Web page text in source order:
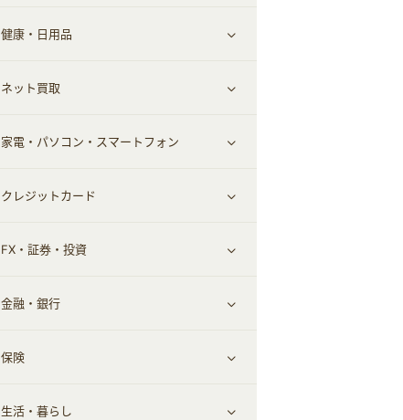
インナー・下着
スーツ・フォーマル
グルメ
お酒
食材宅配
ウォーターサーバー
すべて見る
ヘアケア
エステ・サロン
メンズ美容
健康・日用品
すべて見る
スポーツ・フィットネス
日用品・薬局・からだ
ネット買取
すべて見る
ネット買取
家電・パソコン・スマートフォン
すべて見る
家電・パソコン・ソフトウェア
通信・レンタルサーバー
スマホ・携帯電話・SIM
クレジットカード
すべて見る
クレジットカード
FX・証券・投資
すべて見る
証券
金融・銀行
銀行・ネット銀行
保険
すべて見る
生活・暮らし